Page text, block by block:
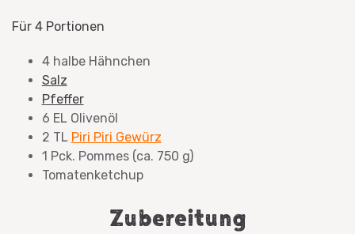
Für 4 Portionen
4 halbe Hähnchen
Salz
Pfeffer
6 EL Olivenöl
2 TL Piri Piri Gewürz
1 Pck. Pommes (ca. 750 g)
Tomatenketchup
Zubereitung